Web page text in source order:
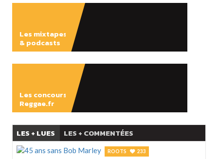
Les mixtapes
& podcasts
Les concours
Reggae.fr
LES + LUES LES + COMMENTÉES
ROOTS 233